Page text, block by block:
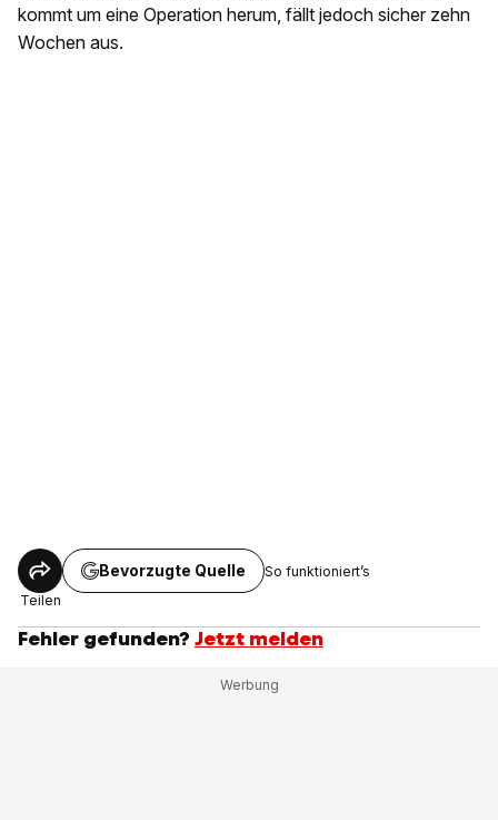
kommt um eine Operation herum, fällt jedoch sicher zehn
Wochen aus.
Teilen
Bevorzugte Quelle So funktioniert’s
Fehler gefunden? Jetzt melden